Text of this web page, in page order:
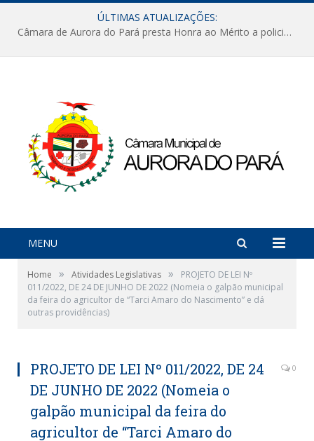
ÚLTIMAS ATUALIZAÇÕES:
Câmara de Aurora do Pará presta Honra ao Mérito a policiais militares em sessão marcada por reconhecimento e emoção
MENU
Home » Atividades Legislativas »
PROJETO DE LEI Nº
011/2022, DE 24 DE JUNHO DE 2022 (Nomeia o galpão municipal
da feira do agricultor de “Tarci Amaro do Nascimento” e dá
outras providências)
PROJETO DE LEI Nº 011/2022, DE 24
DE JUNHO DE 2022 (Nomeia o
galpão municipal da feira do
agricultor de “Tarci Amaro do
0